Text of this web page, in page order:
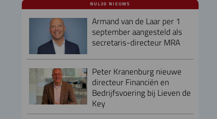
NUL20 NIEUWS
Armand van de Laar per 1
september aangesteld als
secretaris-directeur MRA
Peter Kranenburg nieuwe
directeur Financiën en
Bedrijfsvoering bij Lieven de
Key